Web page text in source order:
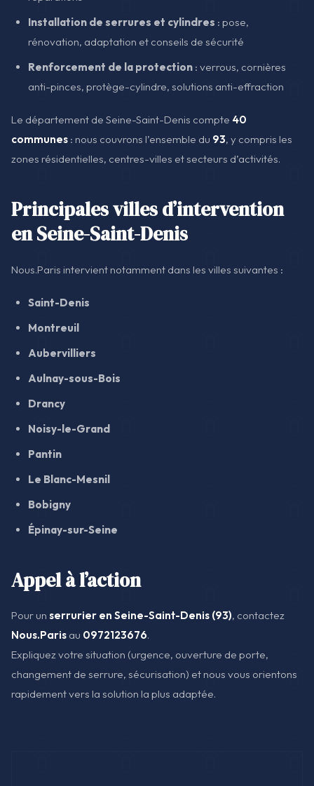
Installation de serrures et cylindres : pose,
rénovation, adaptation et conseils de sécurité
Renforcement de la protection : verrous, cornières
anti-pinces, protège-cylindre, solutions anti-effraction
Le département de Seine-Saint-Denis compte 40
communes : nous couvrons l’ensemble du 93, y compris les
zones résidentielles, centres-villes et secteurs d’activités.
Principales villes d’intervention
en Seine-Saint-Denis
Nous.Paris intervient notamment dans les villes suivantes :
Saint-Denis
Montreuil
Aubervilliers
Aulnay-sous-Bois
Drancy
Noisy-le-Grand
Pantin
Le Blanc-Mesnil
Bobigny
Épinay-sur-Seine
Appel à l’action
Pour un serrurier en Seine-Saint-Denis (93), contactez
Nous.Paris au 0972123676.
Expliquez votre situation (urgence, ouverture de porte,
changement de serrure, sécurisation) et nous vous orientons
rapidement vers la solution la plus adaptée.